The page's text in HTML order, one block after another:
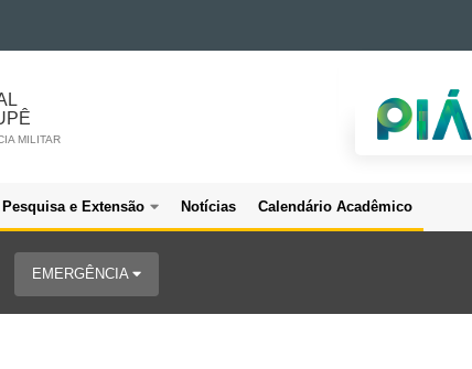
MILITAR
Pesquisa e Extensão Notícias Calendário Acadêmico
EMERGÊNCIA